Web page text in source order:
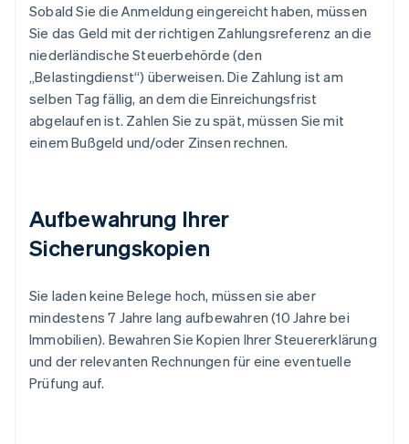
Sobald Sie die Anmeldung eingereicht haben, müssen
Sie das Geld mit der richtigen Zahlungsreferenz an die
niederländische Steuerbehörde (den
„Belastingdienst“) überweisen. Die Zahlung ist am
selben Tag fällig, an dem die Einreichungsfrist
abgelaufen ist. Zahlen Sie zu spät, müssen Sie mit
einem Bußgeld und/oder Zinsen rechnen.
Aufbewahrung Ihrer
Sicherungskopien
Sie laden keine Belege hoch, müssen sie aber
mindestens 7 Jahre lang aufbewahren (10 Jahre bei
Immobilien). Bewahren Sie Kopien Ihrer Steuererklärung
und der relevanten Rechnungen für eine eventuelle
Prüfung auf.